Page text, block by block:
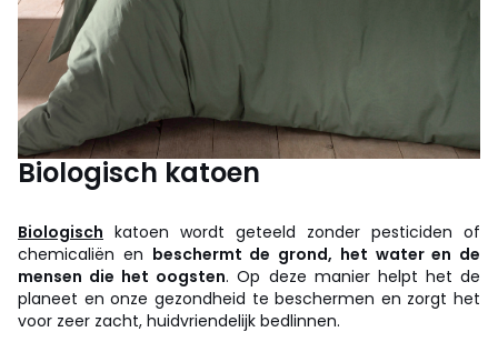
Biologisch katoen
Biologisch katoen wordt geteeld zonder pesticiden of
chemicaliën en beschermt de grond, het water en de
mensen die het oogsten. Op deze manier helpt het de
planeet en onze gezondheid te beschermen en zorgt het
voor zeer zacht, huidvriendelijk bedlinnen.